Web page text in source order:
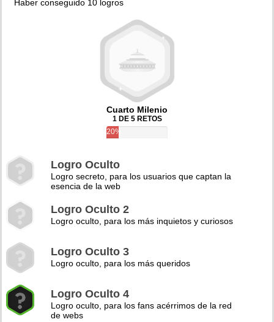
Haber conseguido 10 logros
Cuarto Milenio
1 DE 5 RETOS
20%
Logro Oculto
Logro secreto, para los usuarios que captan la
esencia de la web
Logro Oculto 2
Logro oculto, para los más inquietos y curiosos
Logro Oculto 3
Logro oculto, para los más queridos
Logro Oculto 4
Logro oculto, para los fans acérrimos de la red
de webs